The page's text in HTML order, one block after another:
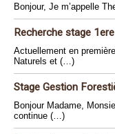
Bonjour, Je m’appelle
Recherche stage
Actuellement en
Naturels et (…)
Stage Gestion
Bonjour Madame,
continue (…)